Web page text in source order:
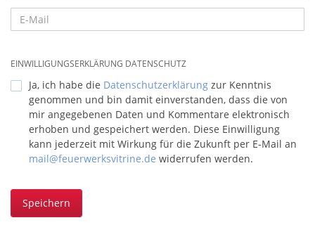
EINWILLIGUNGSERKLÄRUNG DATENSCHUTZ
Ja, ich habe die Datenschutzerklärung zur Kenntnis
genommen und bin damit einverstanden, dass die von
mir angegebenen Daten und Kommentare elektronisch
erhoben und gespeichert werden. Diese Einwilligung
kann jederzeit mit Wirkung für die Zukunft per E-Mail an
mail@feuerwerksvitrine.de widerrufen werden.
Speichern